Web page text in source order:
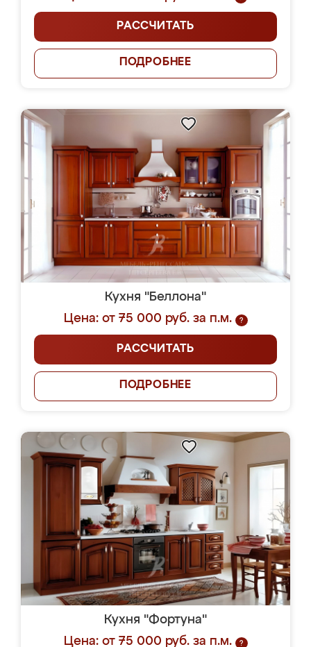
РАССЧИТАТЬ
ПОДРОБНЕЕ
Кухня "Беллона"
Цена: от 75 000 руб. за п.м.
?
РАССЧИТАТЬ
ПОДРОБНЕЕ
Кухня "Фортуна"
Цена: от 75 000 руб. за п.м.
?